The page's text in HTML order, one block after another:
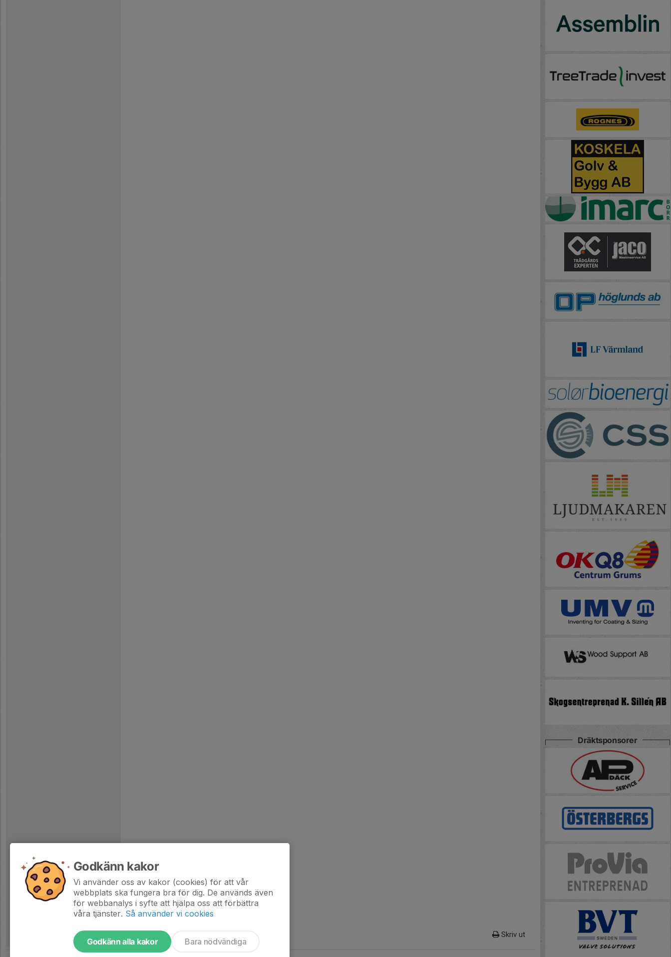
Skriv ut
Dräktsponsorer
Godkänn kakor
Vi använder oss av kakor (cookies) för att vår
webbplats ska fungera bra för dig. De används även
för webbanalys i syfte att hjälpa oss att förbättra
våra tjänster. Så använder vi cookies
Godkänn alla kakor Bara nödvändiga